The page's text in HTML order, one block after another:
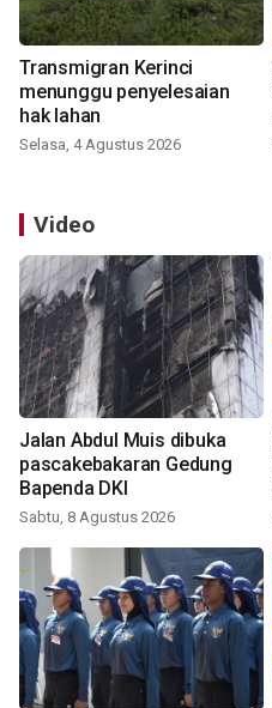
Transmigran Kerinci
menunggu penyelesaian
hak lahan
Selasa, 4 Agustus 2026
Video
Jalan Abdul Muis dibuka
pascakebakaran Gedung
Bapenda DKI
Sabtu, 8 Agustus 2026